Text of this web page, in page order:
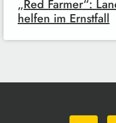
„Red Farmer“:
helfen im Ernstfall